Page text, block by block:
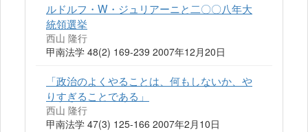
ルドルフ・W・ジュリアーニと二〇〇八年大
統領選挙
西山 隆行
甲南法学 48(2) 169-239 2007年12月20日
「政治のよくやることは、何もしないか、や
りすぎることである」
西山 隆行
甲南法学 47(3) 125-166 2007年2月10日